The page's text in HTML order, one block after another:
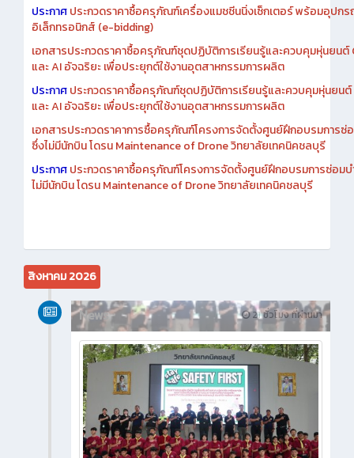
เอกสารประกวดราคาซื้อครุภัณฑ์เครื่องแมชชีนนิ่งเซ็กเตอร์ พร้อมอุปก
ประกาศประกวดราคาซื้อครุภัณฑ์เครื่องแมชชีนนิ่งเซ็กเตอร์ พร้อมอุปก
อิเล็กทรอนิกส์ (e-bidding)
เอกสารประกวดราคาซื้อครุภัณฑ์ชุดปฏิบัติการเรียนรู้และควบคุมหุ่นยน
และ AI อัจฉริยะ เพื่อประยุกต์ใช้งานอุตสาหกรรมการผลิต
ประกาศประกวดราคาซื้อครุภัณฑ์ชุดปฏิบัติการเรียนรู้และควบคุมหุ่นยน
และ AI อัจฉริยะ เพื่อประยุกต์ใช้งานอุตสาหกรรมการผลิต
เอกสารประกวดราคาการซื้อครุภัณฑ์โครงการจัดตั้งศูนย์ฝึกอบรมการซ่
ซึ่งไม่มีนักบิน โดรน Maintenance of Drone วิทยาลัยเทคนิคชลบุรี
ประกาศประกวดราคาซื้อครุภัณฑ์โครงการจัดตั้งศูนย์ฝึกอบรมการซ่อมบ
สิงหาคม 2026
21 ชั่วโมง ที่ผ่านมา
News